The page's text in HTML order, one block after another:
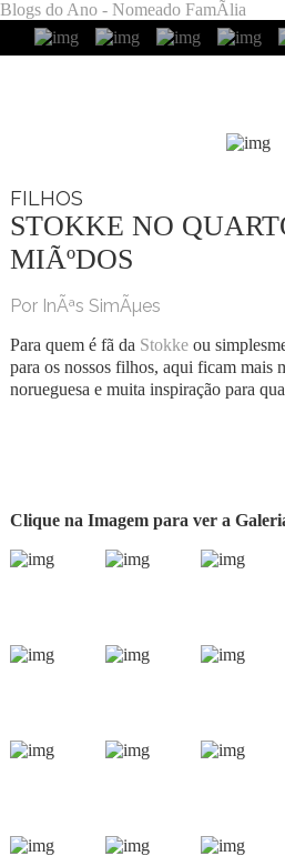
Blogs do Ano - Nomeado FamÃ­lia
FILHOS
STOKKE NO
MIÃºDOS
Por InÃªs SimÃµes
Para quem é fã da Stokkeou
para os nossos filhos, aqui ficam mais
norueguesa e muita inspiração para
Clique na Imagem para ver a